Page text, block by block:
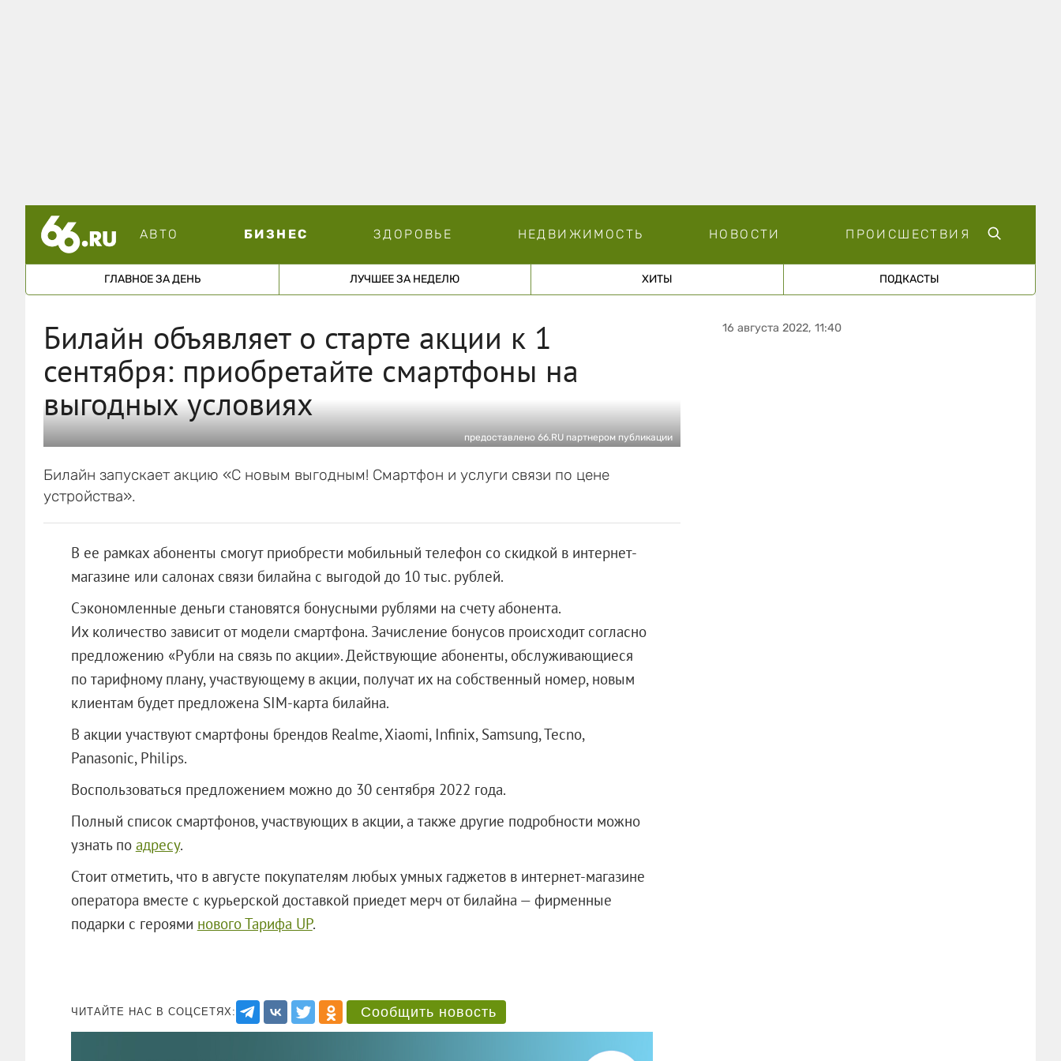
АВТО БИЗНЕС ЗДОРОВЬЕ НЕДВИЖИМОСТЬ НОВОСТИ ПРОИСШЕСТВИЯ
ГЛАВНОЕ ЗА ДЕНЬ ЛУЧШЕЕ ЗА НЕДЕЛЮ ХИТЫ ПОДКАСТЫ
Билайн объявляет о старте акции к 1
сентября: приобретайте смартфоны на
выгодных условиях
предоставлено 66.RU партнером публикации
Билайн запускает акцию «С новым выгодным! Смартфон и услуги связи по цене
устройства».
В ее рамках абоненты смогут приобрести мобильный телефон со скидкой в интернет-
магазине или салонах связи билайна с выгодой до 10 тыс. рублей.
Сэкономленные деньги становятся бонусными рублями на счету абонента.
Их количество зависит от модели смартфона. Зачисление бонусов происходит согласно
предложению «Рубли на связь по акции». Действующие абоненты, обслуживающиеся
по тарифному плану, участвующему в акции, получат их на собственный номер, новым
клиентам будет предложена SIM-карта билайна.
В акции участвуют смартфоны брендов Realme, Xiaomi, Infinix, Samsung, Tecno,
Panasonic, Philips.
Воспользоваться предложением можно до 30 сентября 2022 года.
Полный список смартфонов, участвующих в акции, а также другие подробности можно
узнать по адресу.
Стоит отметить, что в августе покупателям любых умных гаджетов в интернет-магазине
оператора вместе с курьерской доставкой приедет мерч от билайна — фирменные
подарки с героями нового Тарифа UP.
ЧИТАЙТЕ НАС В СОЦСЕТЯХ: Сообщить новость
16 августа 2022, 11:40